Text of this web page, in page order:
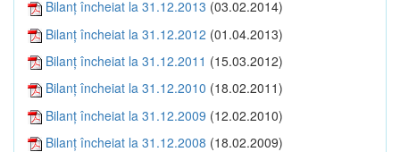
Bilanţ încheiat la 31.12.2013 (03.02.2014)
Bilanţ încheiat la 31.12.2012 (01.04.2013)
Bilanţ încheiat la 31.12.2011 (15.03.2012)
Bilanţ încheiat la 31.12.2010 (18.02.2011)
Bilanţ încheiat la 31.12.2009 (12.02.2010)
Bilanţ încheiat la 31.12.2008 (18.02.2009)